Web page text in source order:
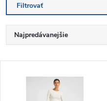
Filtrovať
R
a
Najpredávanejšie